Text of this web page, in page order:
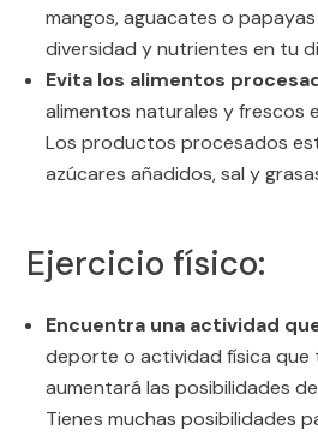
mangos, aguacates o
diversidad y nutrientes en tu
Evita los alimentos
alimentos naturales y frescos
Los productos procesados
azúcares añadidos, sal y
Ejercicio físico:
Encuentra una actividad
deporte o actividad física que
aumentará las posibilidades
Tienes muchas posibilidades